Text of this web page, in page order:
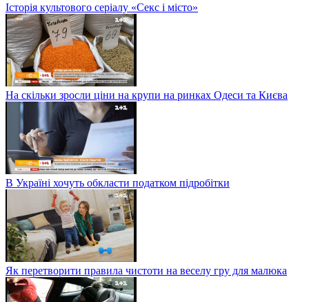
Історія культового серіалу «Секс і місто»
На скільки зросли ціни на крупи на ринках Одеси та Києва
В Україні хочуть обкласти податком підробітки
Як перетворити правила чистоти на веселу гру для малюка